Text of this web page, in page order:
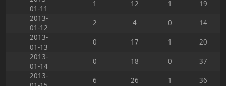
01-11
1 12 1
19
2013-
01-12
2 4 0
14
2013-
01-13
0 17 1
20
2013-
01-14
0 18 0
37
2013-
6 26 1
36